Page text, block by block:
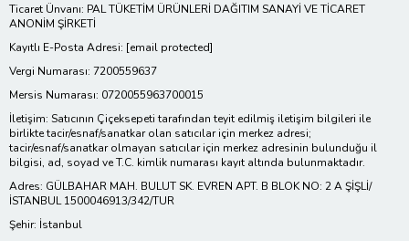
Ticaret Ünvanı: PAL TÜKETİM ÜRÜNLERİ DAĞITIM SANAYİ VE TİCARET
ANONİM ŞİRKETİ
Kayıtlı E-Posta Adresi: [email protected]
Vergi Numarası: 7200559637
Mersis Numarası: 0720055963700015
İletişim: Satıcının Çiçeksepeti tarafından teyit edilmiş iletişim bilgileri ile
birlikte tacir/esnaf/sanatkar olan satıcılar için merkez adresi;
tacir/esnaf/sanatkar olmayan satıcılar için merkez adresinin bulunduğu il
bilgisi, ad, soyad ve T.C. kimlik numarası kayıt altında bulunmaktadır.
Adres: GÜLBAHAR MAH. BULUT SK. EVREN APT. B BLOK NO: 2 A ŞİŞLİ/
İSTANBUL 1500046913/342/TUR
Şehir: İstanbul